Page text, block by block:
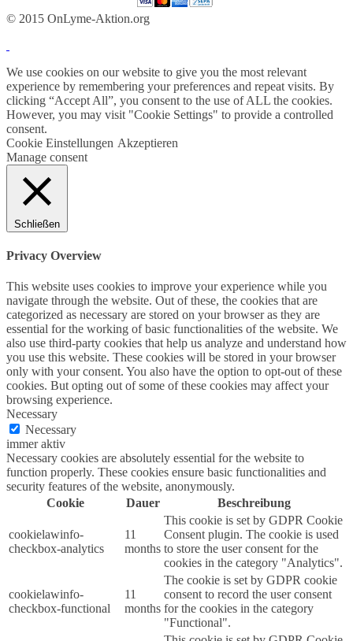
© 2015 OnLyme-Aktion.org
We use cookies on our website to give you the most relevant
experience by remembering your preferences and repeat visits. By
clicking “Accept All”, you consent to the use of ALL the cookies.
However, you may visit "Cookie Settings" to provide a controlled
consent.
Cookie Einstellungen Akzeptieren
Manage consent
Schließen
Privacy Overview
This website uses cookies to improve your experience while you
navigate through the website. Out of these, the cookies that are
categorized as necessary are stored on your browser as they are
essential for the working of basic functionalities of the website. We
also use third-party cookies that help us analyze and understand how
you use this website. These cookies will be stored in your browser
only with your consent. You also have the option to opt-out of these
cookies. But opting out of some of these cookies may affect your
browsing experience.
Necessary
Necessary
immer aktiv
Necessary cookies are absolutely essential for the website to
function properly. These cookies ensure basic functionalities and
security features of the website, anonymously.
Cookie
Dauer Beschreibung
cookielawinfo-
checkbox-analytics
11
months
This cookie is set by GDPR Cookie
Consent plugin. The cookie is used
to store the user consent for the
cookies in the category "Analytics".
cookielawinfo-
checkbox-functional
11
months
The cookie is set by GDPR cookie
consent to record the user consent
for the cookies in the category
"Functional".